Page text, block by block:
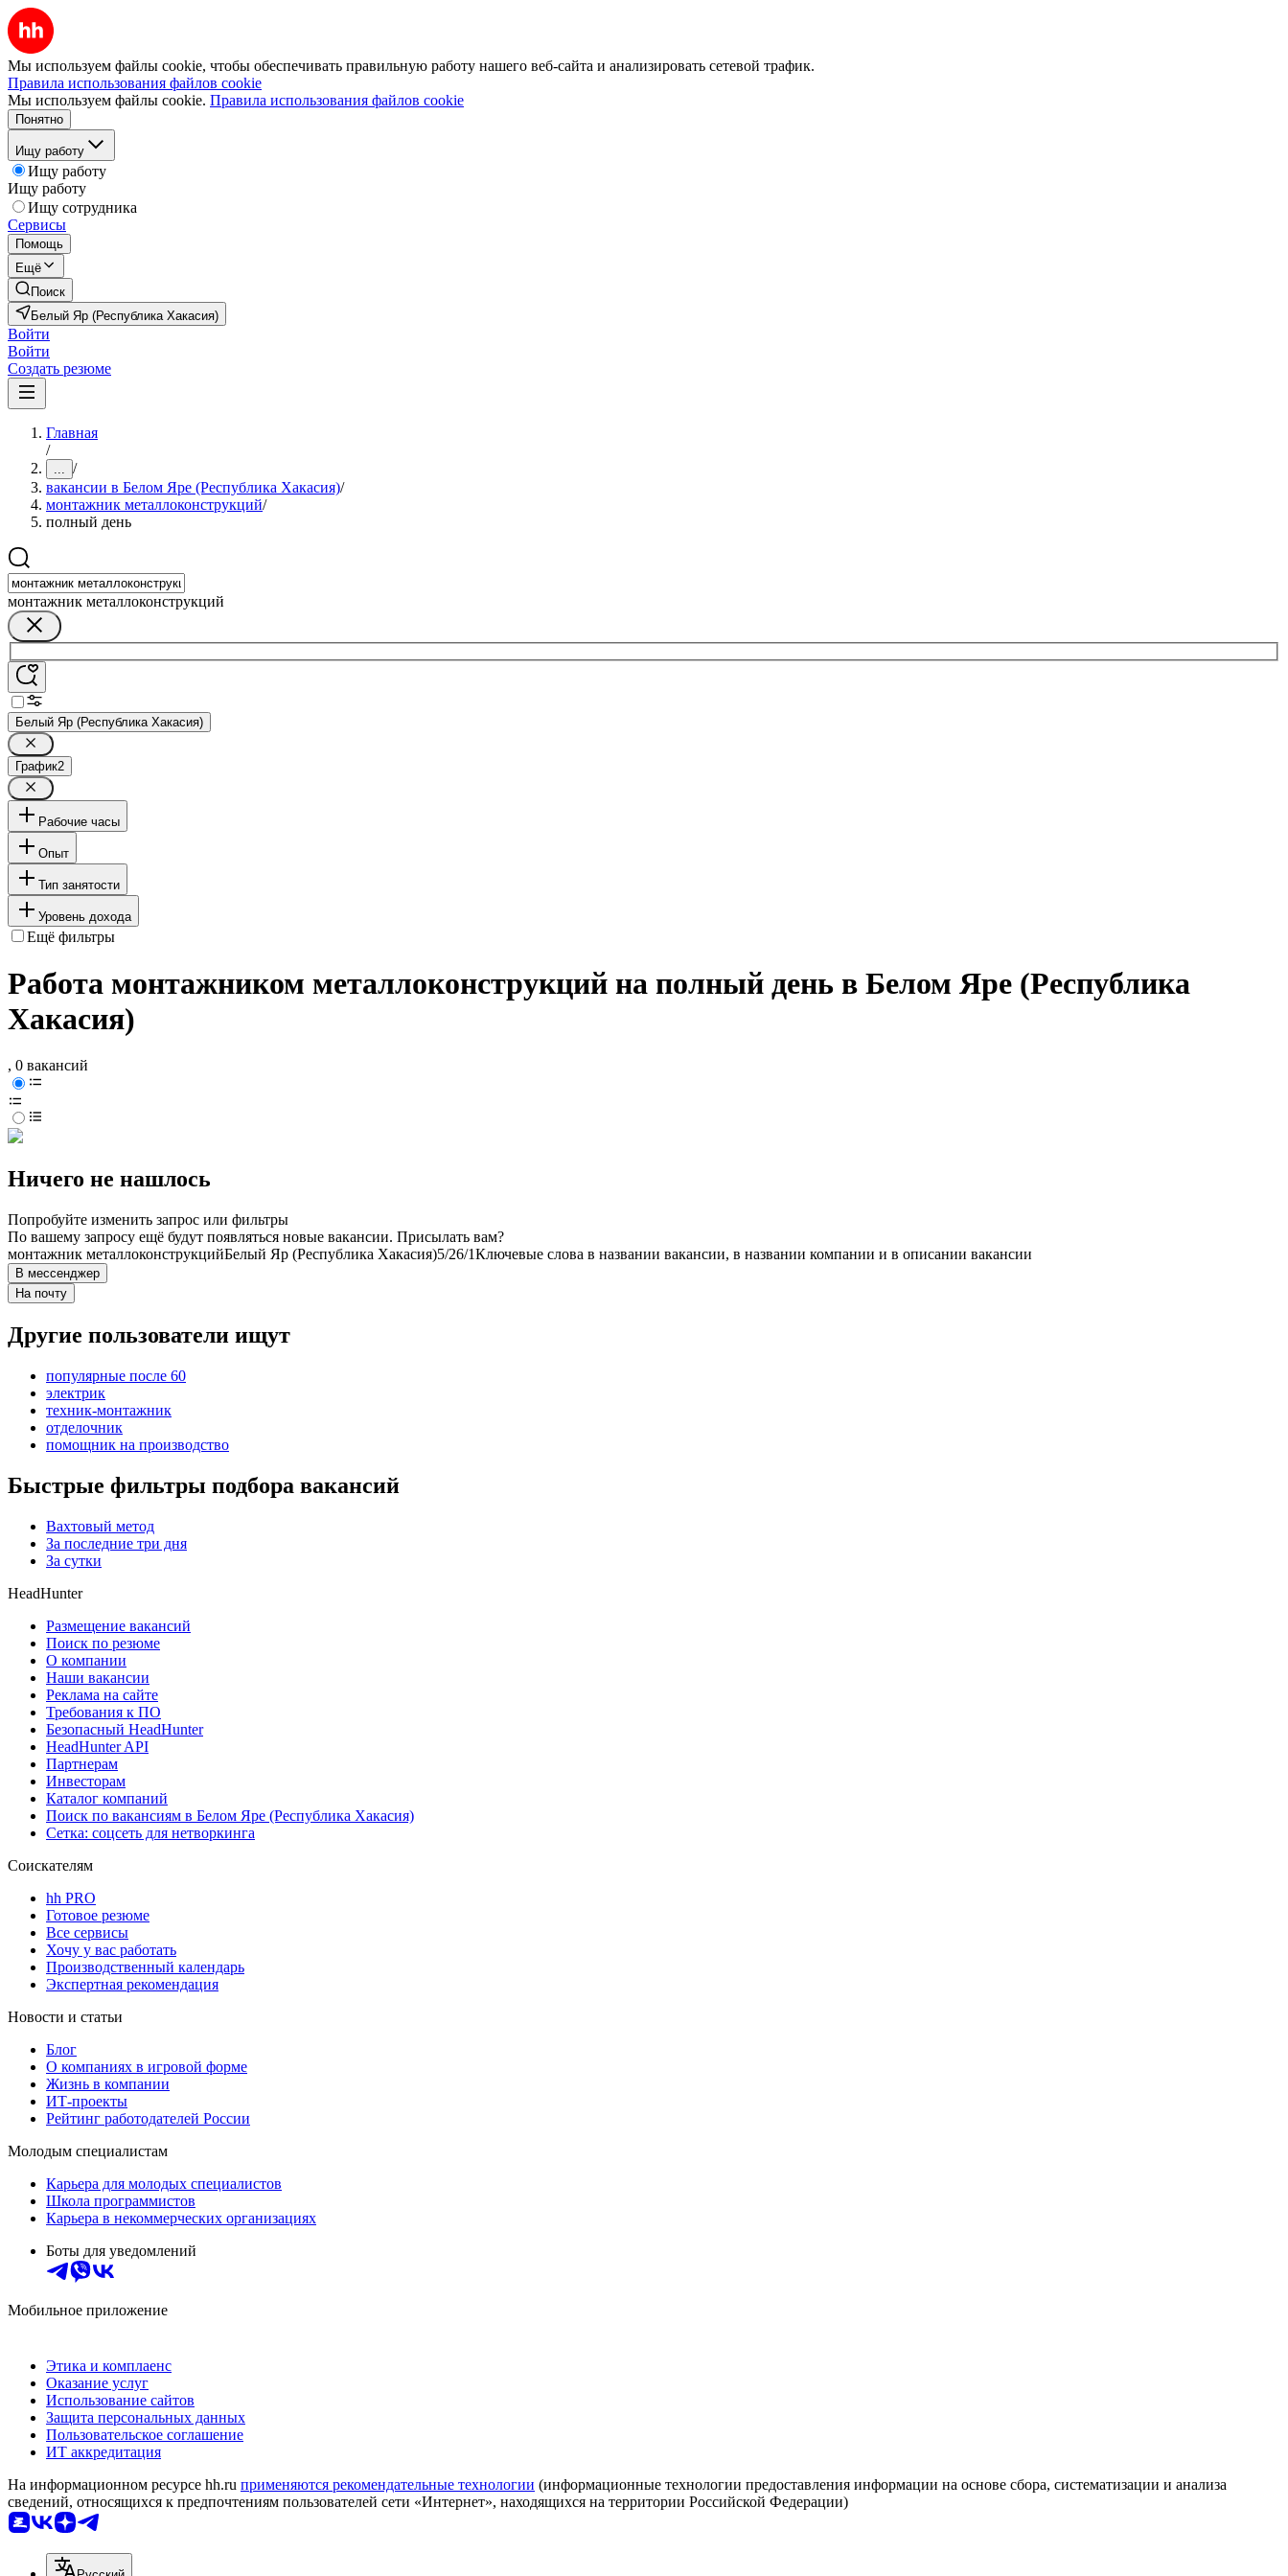
Мы используем файлы cookie, чтобы обеспечивать правильную работу нашего веб-сайта и анализировать сетевой трафик.
Правила использования файлов cookie
Мы используем файлы cookie. Правила использования файлов cookie
Понятно
Ищу работу
Ищу работу
Ищу работу
Ищу сотрудника
Сервисы
Помощь
Ещё
Поиск
Белый Яр (Республика Хакасия)
Войти
Войти
Создать резюме
Главная
/
... /
вакансии в Белом Яре (Республика Хакасия)/
монтажник металлоконструкций/
полный день
монтажник металлоконструкций
Белый Яр (Республика Хакасия)
График2
Рабочие часы
Опыт
Тип занятости
Уровень дохода
Ещё фильтры
Работа монтажником металлоконструкций на полный день в Белом Яре (Республика
Хакасия)
, 0 вакансий
Ничего не нашлось
Попробуйте изменить запрос или фильтры
По вашему запросу ещё будут появляться новые вакансии. Присылать вам?
монтажник металлоконструкцийБелый Яр (Республика Хакасия)5/26/1Ключевые слова в названии вакансии, в названии компании и в описании вакансии
В мессенджер
На почту
Другие пользователи ищут
популярные после 60
электрик
техник-монтажник
отделочник
помощник на производство
Быстрые фильтры подбора вакансий
Вахтовый метод
За последние три дня
За сутки
HeadHunter
Размещение вакансий
Поиск по резюме
О компании
Наши вакансии
Реклама на сайте
Требования к ПО
Безопасный HeadHunter
HeadHunter API
Партнерам
Инвесторам
Каталог компаний
Поиск по вакансиям в Белом Яре (Республика Хакасия)
Сетка: соцсеть для нетворкинга
Соискателям
hh PRO
Готовое резюме
Все сервисы
Хочу у вас работать
Производственный календарь
Экспертная рекомендация
Новости и статьи
Блог
О компаниях в игровой форме
Жизнь в компании
ИТ-проекты
Рейтинг работодателей России
Молодым специалистам
Карьера для молодых специалистов
Школа программистов
Карьера в некоммерческих организациях
Боты для уведомлений
Мобильное приложение
Этика и комплаенс
Оказание услуг
Использование сайтов
Защита персональных данных
Пользовательское соглашение
ИТ аккредитация
На информационном ресурсе hh.ru применяются рекомендательные технологии (информационные технологии предоставления информации на основе сбора, систематизации и анализа
сведений, относящихся к предпочтениям пользователей сети «Интернет», находящихся на территории Российской Федерации)